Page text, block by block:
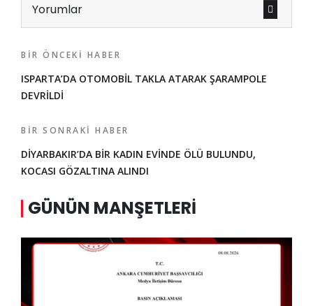
Yorumlar
BIR ÖNCEKI HABER
ISPARTA’DA OTOMOBİL TAKLA ATARAK ŞARAMPOLE
DEVRİLDİ
BIR SONRAKI HABER
DİYARBAKIR’DA BİR KADIN EVİNDE ÖLÜ BULUNDU,
KOCASI GÖZALTINA ALINDI
GÜNÜN MANŞETLERI